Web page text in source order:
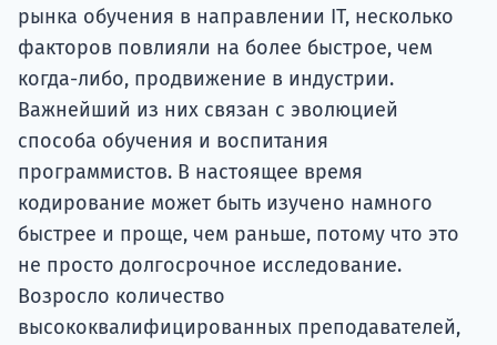
рынка обучения в направлении IT, несколько
факторов повлияли на более быстрое, чем
когда-либо, продвижение в индустрии.
Важнейший из них связан с эволюцией
способа обучения и воспитания
программистов. В настоящее время
кодирование может быть изучено намного
быстрее и проще, чем раньше, потому что это
не просто долгосрочное исследование.
Возросло количество
высококвалифицированных преподавателей,